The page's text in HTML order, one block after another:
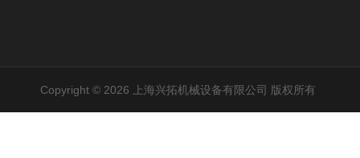
Copyright © 2026 上海兴拓机械设备有限公司 版权所有